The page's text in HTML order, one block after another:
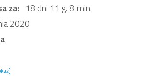
za: 18 dni 11 g. 8 min.
2020